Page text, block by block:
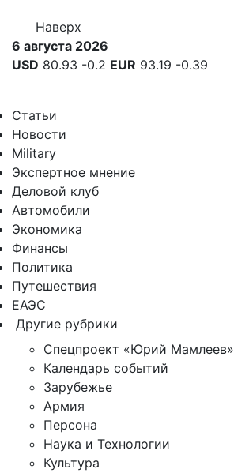
Наверх
6 августа 2026
USD 80.93 -0.2 EUR 93.19 -0.39
Статьи
Новости
Military
Экспертное мнение
Деловой клуб
Автомобили
Экономика
Финансы
Политика
Путешествия
ЕАЭС
Другие рубрики
Спецпроект «Юрий Мамлеев»
Календарь событий
Зарубежье
Армия
Персона
Наука и Технологии
Культура